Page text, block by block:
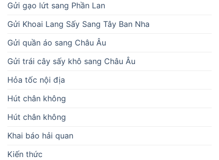
Gửi gạo lứt sang Phần Lan
Gửi Khoai Lang Sấy Sang Tây Ban Nha
Gửi quần áo sang Châu Âu
Gửi trái cây sấy khô sang Châu Âu
Hỏa tốc nội địa
Hút chân không
Hút chân không
Khai báo hải quan
Kiến thức